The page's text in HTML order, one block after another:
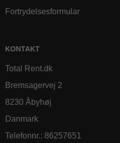
Fortrydelsesformular
KONTAKT
Total Rent.dk
Bremsagervej 2
8230 Åbyhøj
Danmark
Telefonnr.: 86257651